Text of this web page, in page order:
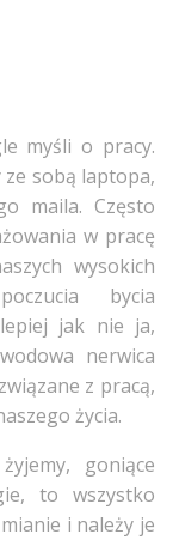
myśli o pracy.
ze sobą laptopa,
maila. Często
w pracę
wysokich
bycia
jak nie ja,
nerwica
z pracą,
życia.
goniące
to wszystko
i należy je